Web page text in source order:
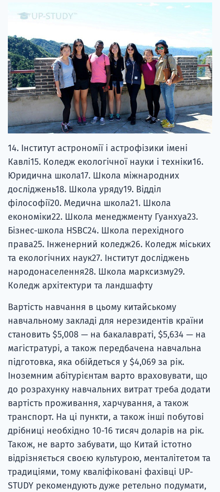
14. Інститут астрономії і астрофізики імені
Кавлі15. Коледж екологічної науки і техніки16.
Юридична школа17. Школа міжнародних
досліджень18. Школа уряду19. Відділ
філософії20. Медична школа21. Школа
економіки22. Школа менеджменту Гуанхуа23.
Бізнес-школа HSBC24. Школа перехідного
права25. Інженерний коледж26. Коледж міських
та екологічних наук27. Інститут досліджень
народонаселення28. Школа марксизму29.
Коледж архітектури та ландшафту
Вартість навчання в цьому китайському
навчальному закладі для нерезидентів країни
становить $5,008 — на бакалавраті, $5,634 — на
магістратурі, а також передбачена навчальна
підготовка, яка обійдеться у $4,069 за рік.
Іноземним абітурієнтам варто враховувати, що
до розрахунку навчальних витрат треба додати
вартість проживання, харчування, а також
транспорт. На ці пункти, а також інші побутові
дрібниці необхідно 10-16 тисяч доларів на рік.
Також, не варто забувати, що Китай істотно
відрізняється своєю культурою, менталітетом та
традиціями, тому кваліфіковані фахівці UP-
STUDY рекомендують дуже ретельно подумати,